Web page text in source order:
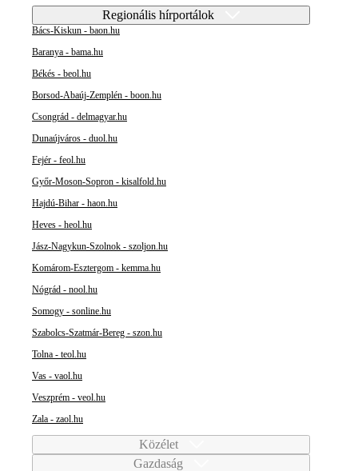
Regionális hírportálok
Bács-Kiskun - baon.hu
Baranya - bama.hu
Békés - beol.hu
Borsod-Abaúj-Zemplén - boon.hu
Csongrád - delmagyar.hu
Dunaújváros - duol.hu
Fejér - feol.hu
Győr-Moson-Sopron - kisalfold.hu
Hajdú-Bihar - haon.hu
Heves - heol.hu
Jász-Nagykun-Szolnok - szoljon.hu
Komárom-Esztergom - kemma.hu
Nógrád - nool.hu
Somogy - sonline.hu
Szabolcs-Szatmár-Bereg - szon.hu
Tolna - teol.hu
Vas - vaol.hu
Veszprém - veol.hu
Zala - zaol.hu
Közélet
Gazdaság